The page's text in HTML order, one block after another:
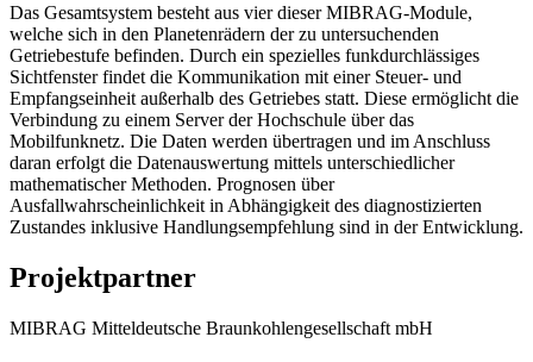
Das Gesamtsystem besteht aus vier dieser MIBRAG-Module,
welche sich in den Planetenrädern der zu untersuchenden
Getriebestufe befinden. Durch ein spezielles funkdurchlässiges
Sichtfenster findet die Kommunikation mit einer Steuer- und
Empfangseinheit außerhalb des Getriebes statt. Diese ermöglicht die
Verbindung zu einem Server der Hochschule über das
Mobilfunknetz. Die Daten werden übertragen und im Anschluss
daran erfolgt die Datenauswertung mittels unterschiedlicher
mathematischer Methoden. Prognosen über
Ausfallwahrscheinlichkeit in Abhängigkeit des diagnostizierten
Zustandes inklusive Handlungsempfehlung sind in der Entwicklung.
Projektpartner
MIBRAG Mitteldeutsche Braunkohlengesellschaft mbH